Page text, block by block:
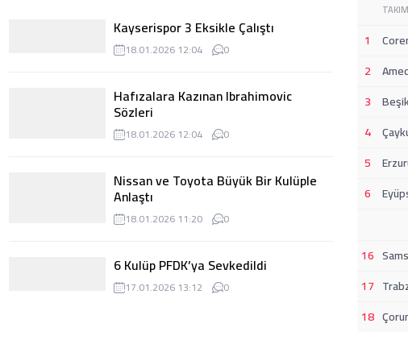
Kulüp Sahibi
Kayserispor 3 Eksikle Çalıştı
18.01.2026 12:04 0
Hafızalara Kazınan Ibrahimovic
Sözleri
18.01.2026 12:04 0
Nissan ve Toyota Büyük Bir Kulüple
Anlaştı
18.01.2026 11:20 0
6 Kulüp PFDK’ya Sevkedildi
17.01.2026 13:12 0
TAKIM
1
2
3
4
5
6
16
17
18